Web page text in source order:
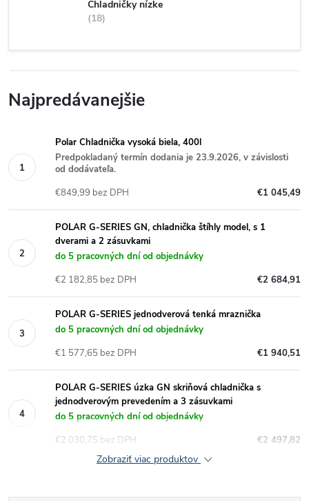
Chladničky nízke
18
Najpredávanejšie
Polar Chladnička vysoká biela, 400l
Predpokladaný termín dodania je 23.9.2026, v závislosti
od dodávateľa.
€1 045,49
€849,99 bez DPH
POLAR G-SERIES GN, chladnička štíhly model, s 1
dverami a 2 zásuvkami
do 5 pracovných dní od objednávky
€2 684,91
€2 182,85 bez DPH
POLAR G-SERIES jednodverová tenká mraznička
do 5 pracovných dní od objednávky
€1 940,51
€1 577,65 bez DPH
POLAR G-SERIES úzka GN skriňová chladnička s
jednodverovým prevedením a 3 zásuvkami
do 5 pracovných dní od objednávky
€2 497,82
€2 030,75 bez DPH
Zobraziť viac produktov